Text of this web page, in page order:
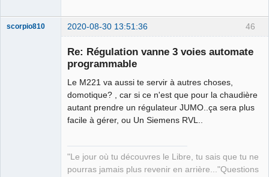
46
scorpio810 2020-08-30 13:51:36
Re: Régulation vanne 3 voies automate
programmable
Le M221 va aussi te servir à autres choses,
domotique? , car si ce n'est que pour la chaudière
autant prendre un régulateur JUMO..ça sera plus
facile à gérer, ou Un Siemens RVL..
"Le jour où tu découvres le Libre, tu sais que tu ne
pourras jamais plus revenir en arrière..."Questions